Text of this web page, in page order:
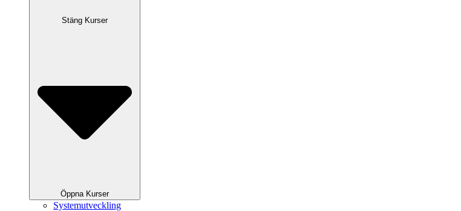
Stäng Kurser
Öppna Kurser
Systemutveckling